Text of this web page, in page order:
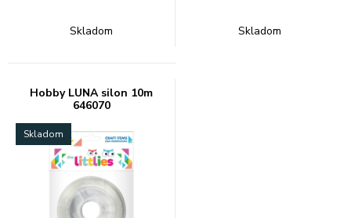
Skladom Skladom
Hobby LUNA silon 10m
646070
Skladom